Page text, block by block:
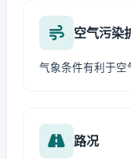
空气污染
气象条件有利于空
路况